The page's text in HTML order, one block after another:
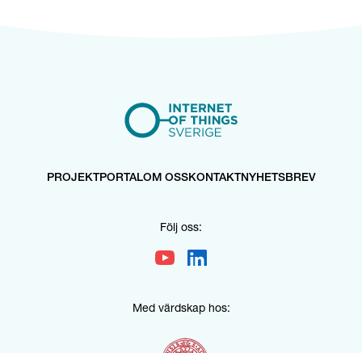
PROJEKTPORTALOM OSSKONTAKT NYHETSBREV
Följ oss:
Med värdskap hos: